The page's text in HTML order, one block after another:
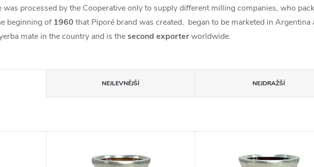
was processed by the Cooperative only to supply different milling companies, who
beginning of1960 that Piporé brand was created, began to be marketed in
mate in the country and is thesecond exporterworldwide.
NEJLEVNĚJŠÍ NEJDRAŽŠÍ